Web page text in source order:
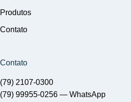
Produtos
Contato
Contato
(79) 2107-0300
(79) 99955-0256 — WhatsApp